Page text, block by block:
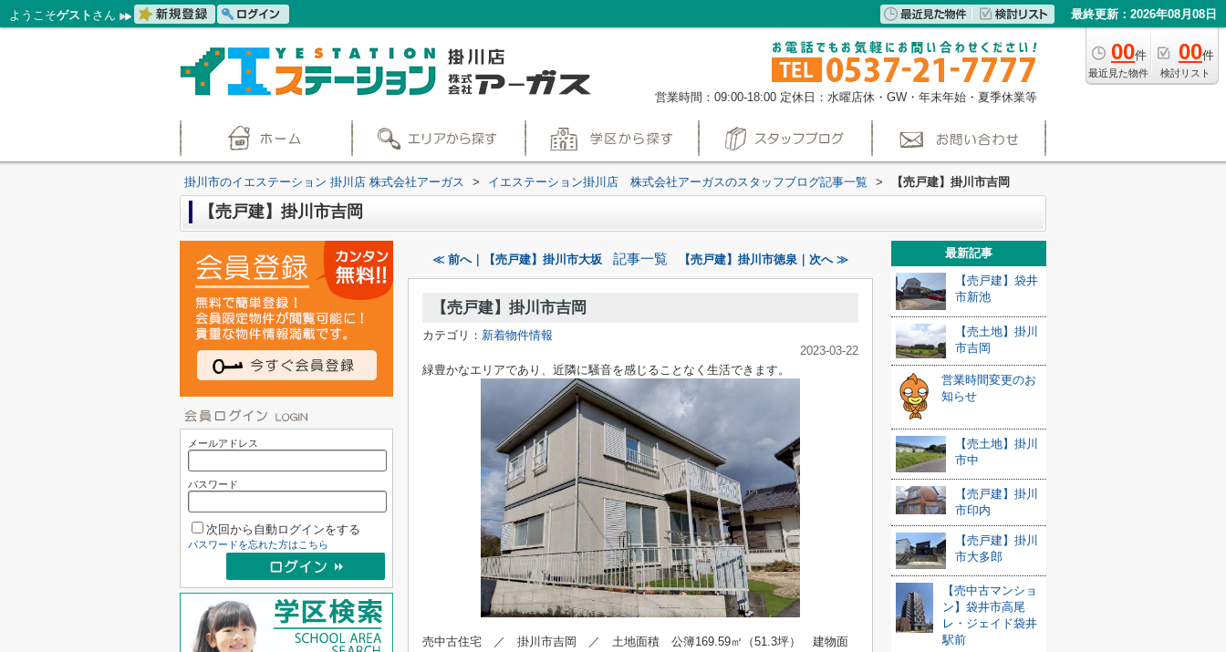
ようこそゲスト さん 最終更新：2026年08月08日
00件
最近見た物件
00件
検討リスト
営業時間：09:00-18:00 定休日：水曜店休・GW・年末年始・夏季休業等
掛川市のイエステーション 掛川店 株式会社アーガス > イエステーション掛川店 株式会社アーガスのスタッフブログ記事一覧 > 【売戸建】掛川市吉岡
【売戸建】掛川市吉岡
≪ 前へ｜【売戸建】掛川市大坂 記事一覧 【売戸建】掛川市徳泉｜次へ ≫
【売戸建】掛川市吉岡
カテゴリ： 新着物件情報
2023-03-22
緑豊かなエリアであり、近隣に騒音を感じることなく生活できます。
売中古住宅 ／ 掛川市吉岡
／ 土地面積 公簿169.59㎡（51.3坪） 建物面
最新記事
【売戸建】袋井
市新池
【売土地】掛川
市吉岡
営業時間変更のお
知らせ
【売土地】掛川
市中
【売戸建】掛川
市印内
【売戸建】掛川
市大多郎
【売中古マンショ
ン】袋井市高尾
レ・ジェイド袋井
駅前
メールアドレス
パスワード
次回から自動ログインをする
パスワードを忘れた方はこちら